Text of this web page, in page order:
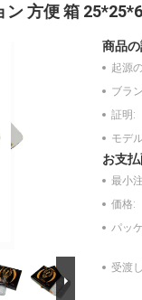
ン 方便 箱
商品
起源
ブラ
証明:
モデ
お支
最小
価格:
パッ
受渡